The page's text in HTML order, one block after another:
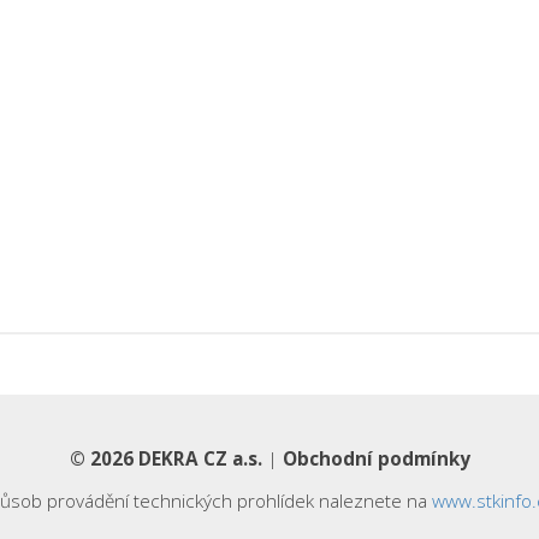
© 2026 DEKRA CZ a.s.| Obchodní podmínky
provádění technických prohlídek naleznete na